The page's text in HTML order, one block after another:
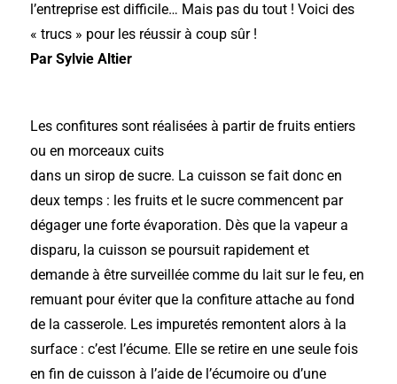
l’entreprise est difficile… Mais pas du tout ! Voici des
« trucs » pour les réussir à coup sûr !
Par Sylvie Altier
Les confitures sont réalisées à partir de fruits entiers
ou en morceaux cuits
dans un sirop de sucre. La cuisson se fait donc en
deux temps : les fruits et le sucre commencent par
dégager une forte évaporation. Dès que la vapeur a
disparu, la cuisson se poursuit rapidement et
demande à être surveillée comme du lait sur le feu, en
remuant pour éviter que la confiture attache au fond
de la casserole. Les impuretés remontent alors à la
surface : c’est l’écume. Elle se retire en une seule fois
en fin de cuisson à l’aide de l’écumoire ou d’une